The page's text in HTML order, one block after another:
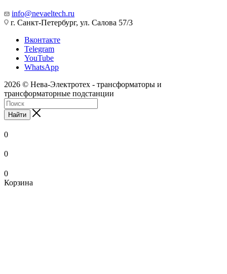
info@nevaeltech.ru
г. Санкт-Петербург, ул. Салова 57/3
Вконтакте
Telegram
YouTube
WhatsApp
2026 © Нева-Электротех - трансформаторы и
трансформаторные подстанции
Найти
0
0
0
Корзина